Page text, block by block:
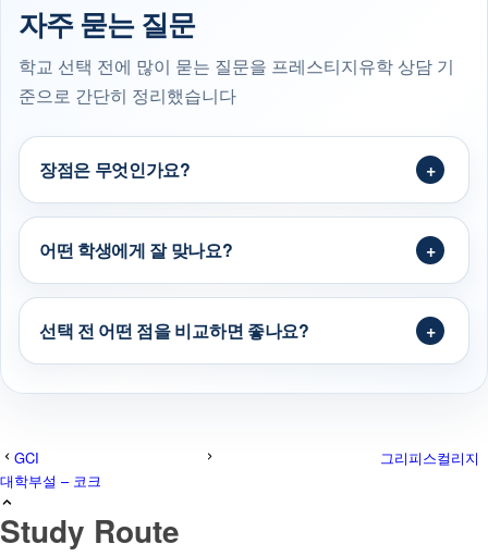
자주 묻는 질문
학교 선택 전에 많이 묻는 질문을 프레스티지유학 상담 기
준으로 간단히 정리했습니다
장점은 무엇인가요?
어떤 학생에게 잘 맞나요?
선택 전 어떤 점을 비교하면 좋나요?
GCI
그리피스컬리지
대학부설 – 코크
Study Route